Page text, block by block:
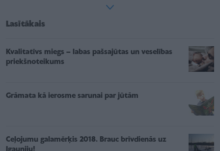
Lasītākais
Kvalitatīvs miegs – labas pašsajūtas un veselības
priekšnoteikums
Grāmata kā ierosme sarunai par jūtām
Ceļojumu galamērķis 2018. Brauc brīvdienās uz
Igauniju!